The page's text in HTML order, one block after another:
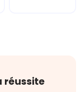
réussite